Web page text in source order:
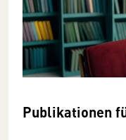
Publikationen